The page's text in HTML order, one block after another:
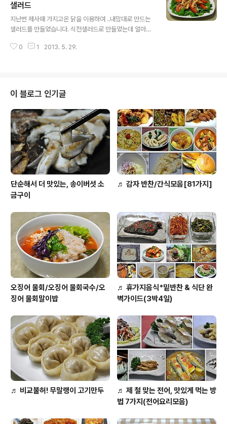
모음 [떡] 오이부꾸미/오이 찹쌀부꾸미/견과류 찹쌀부꾸미
[참고]♬ 도시락 365일/1식3찬 매일도시락/도시락모음 1
01가지 [간식] ♬ 시원하고 든든한 간식, 홈메이드 찰떡아
5장, 부침가루 3분의2컵, 물 포기상추라 작은것 큰것을 합
샐러드
지난번 제사때 가지고온 닭을 이용하여 ..내맘대로 만드는
샐러드를 만들었습니다. 식전샐러드로 만들었는데 얼마나
차렸고요. 같이 차렸지만.. 샐러드 먼저 먹고.. 밥보다 먼저
65일/1식3찬 매일도시락/도시락모음 101가지 [참고]♪소
풍&나들이 도시락모음(김밥,샌드위치,주먹밥등등) ◈ 베
이비채소 닭살 샐러드 ◈ [재료]베이비채소 라면그릇으로
한가득넘게(레몬맛 올리브오일 1숟가락, 볶은소금2분의티
스푼) 찰토마토1개, 닭 4분의1마리 살만 발라서, 양파 2분
의1개, 마늘 3쪽, 마른고..
0 1 2013. 5. 29.
이 블로그 인기글
단순해서 더 맛있는, 송이버섯 소
금구이
♬ 감자 반찬/간식모음[81가지]
오징어 물회/오징어 물회국수/오
징어 물회말이밥
♬ 휴가지음식*밑반찬 & 식단 완
벽가이드(3박4일)
♬ 비교불허! 무말랭이 고기만두
♬ 제 철 맞는 전어, 맛있게 먹는 방
법 7가지(전어요리모음)